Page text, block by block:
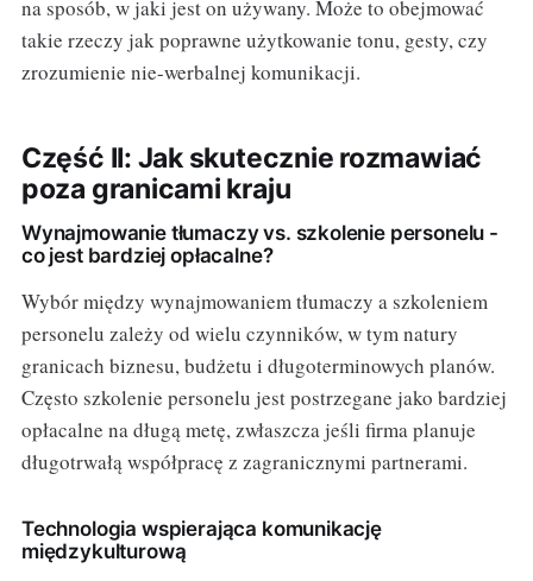
na sposób, w jaki jest on używany. Może to obejmować
takie rzeczy jak poprawne użytkowanie tonu, gesty, czy
zrozumienie nie-werbalnej komunikacji.
Część II: Jak skutecznie rozmawiać
poza granicami kraju
Wynajmowanie tłumaczy vs. szkolenie personelu -
co jest bardziej opłacalne?
Wybór między wynajmowaniem tłumaczy a szkoleniem
personelu zależy od wielu czynników, w tym natury
granicach biznesu, budżetu i długoterminowych planów.
Często szkolenie personelu jest postrzegane jako bardziej
opłacalne na długą metę, zwłaszcza jeśli firma planuje
długotrwałą współpracę z zagranicznymi partnerami.
Technologia wspierająca komunikację
międzykulturową